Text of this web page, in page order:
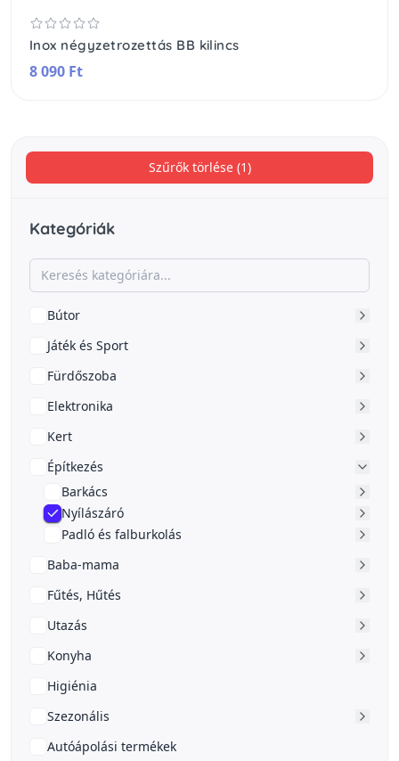
Szűrők törlése (1)
Kategóriák
Bútor
Játék és Sport
Fürdőszoba
Elektronika
Kert
Építkezés
Barkács
Nyílászáró
Padló és falburkolás
Baba-mama
Fűtés, Hűtés
Utazás
Konyha
Higiénia
Szezonális
Autóápolási termékek
Inox négyzetrozettás BB kilincs
8 090 Ft